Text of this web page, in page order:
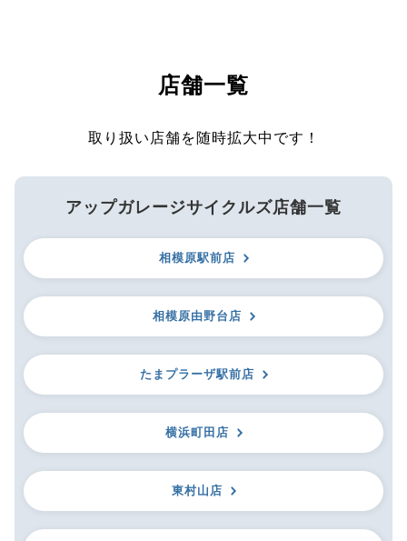
店舗一覧
取り扱い店舗を随時拡大中です！
アップガレージサイクルズ店舗一覧
相模原駅前店
相模原由野台店
たまプラーザ駅前店
横浜町田店
東村山店